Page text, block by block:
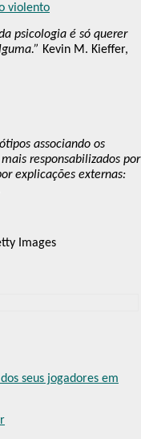
violento
psicologia é só querer
Kevin M. Kieffer,
associando os
responsabilizados por
explicações externas:
Images
seus jogadores em